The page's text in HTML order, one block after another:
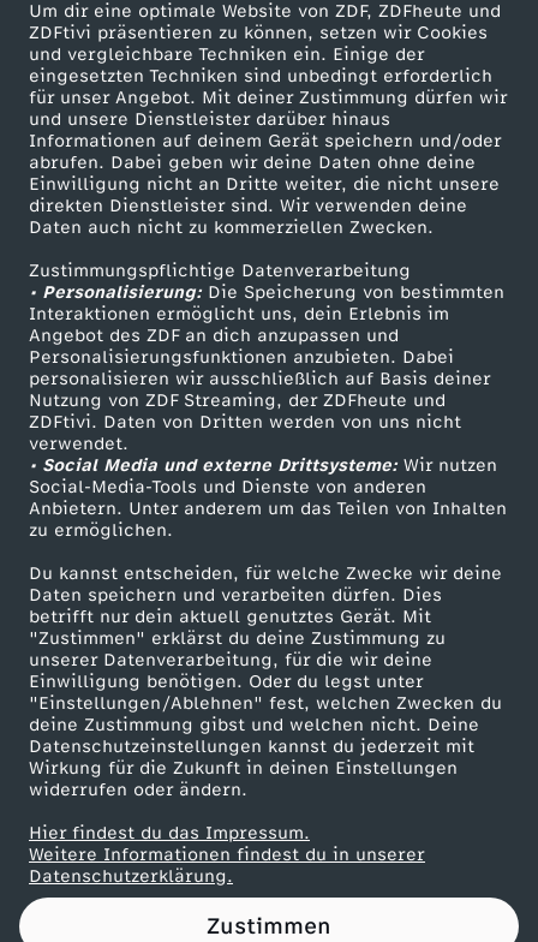
Um dir eine optimale Website von ZDF, ZDFheute und
ZDFtivi präsentieren zu können, setzen wir Cookies
und vergleichbare Techniken ein. Einige der
eingesetzten Techniken sind unbedingt erforderlich
für unser Angebot. Mit deiner Zustimmung dürfen wir
und unsere Dienstleister darüber hinaus
Informationen auf deinem Gerät speichern und/oder
abrufen. Dabei geben wir deine Daten ohne deine
Einwilligung nicht an Dritte weiter, die nicht unsere
direkten Dienstleister sind. Wir verwenden deine
Daten auch nicht zu kommerziellen Zwecken.
Zustimmungspflichtige Datenverarbeitung
• Personalisierung:Die Speicherung von bestimmten
Interaktionen ermöglicht uns, dein Erlebnis im
Angebot des ZDF an dich anzupassen und
Personalisierungsfunktionen anzubieten. Dabei
personalisieren wir ausschließlich auf Basis deiner
Nutzung von ZDF Streaming, der ZDFheute und
ZDFtivi. Daten von Dritten werden von uns nicht
verwendet.
• Social Media und externe Drittsysteme:Wir nutzen
Social-Media-Tools und Dienste von anderen
Anbietern. Unter anderem um das Teilen von Inhalten
zu ermöglichen.
Du kannst entscheiden, für welche Zwecke wir deine
Daten speichern und verarbeiten dürfen. Dies
betrifft nur dein aktuell genutztes Gerät. Mit
"Zustimmen" erklärst du deine Zustimmung zu
unserer Datenverarbeitung, für die wir deine
Einwilligung benötigen. Oder du legst unter
"Einstellungen/Ablehnen" fest, welchen Zwecken du
deine Zustimmung gibst und welchen nicht. Deine
Datenschutzeinstellungen kannst du jederzeit mit
Wirkung für die Zukunft in deinen Einstellungen
widerrufen oder ändern.
Hier findest du das Impressum.
Weitere Informationen findest du in unserer
Datenschutzerklärung.
Zustimmen
W
i
e
i
s
t
d
a
s
S
I
C
H
I
N
D
Mehr ZDF
ZDF-Apps
Smart TV
ZDFtext
Livestreams
Sendungen A-Z
TV-Programm
Service
ZDFmitreden
Kontakt zum ZDF
Tickets
Zuschauerservice
Hilfe
ZDF Unternehmen
Karriere
ZDF goes Schule
Werbefernsehen
Mainzelmännchen
Partner